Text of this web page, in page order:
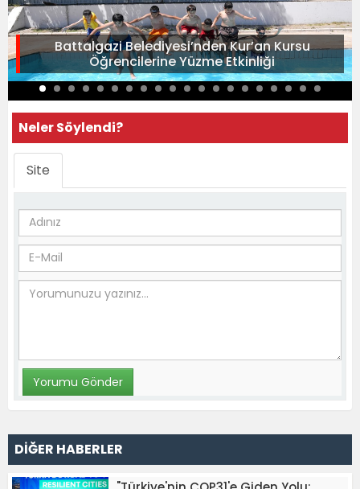
Battalgazi Belediyesi’nden Kur’an Kursu
Öğrencilerine Yüzme Etkinliği
Neler Söylendi?
Site
DİĞER HABERLER